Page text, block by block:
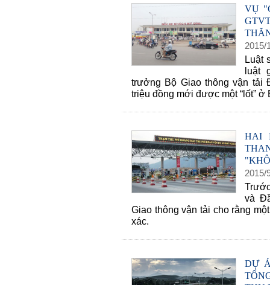
VỤ
2015/
Luật
luật
trưởng Bộ Giao thông vận tải
triệu đồng mới được một “lốt”
HAI
2015/
và
Giao thông vận tải cho rằng
xác.
DỰ